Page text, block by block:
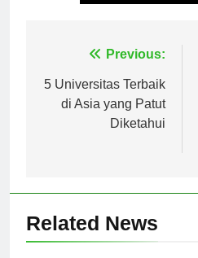
Navigasi
pos
Previous:
5 Universitas Terbaik
di Asia yang Patut
Diketahui
Related News